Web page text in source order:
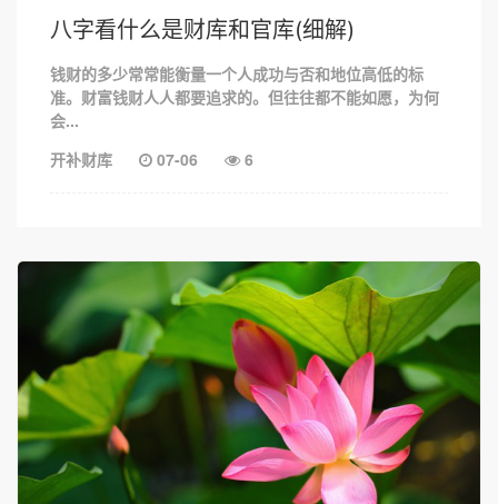
八字看什么是财库和官库(细解)
钱财的多少常常能衡量一个人成功与否和地位高低的标
准。财富钱财人人都要追求的。但往往都不能如愿，为何
会...
开补财库
07-06 6